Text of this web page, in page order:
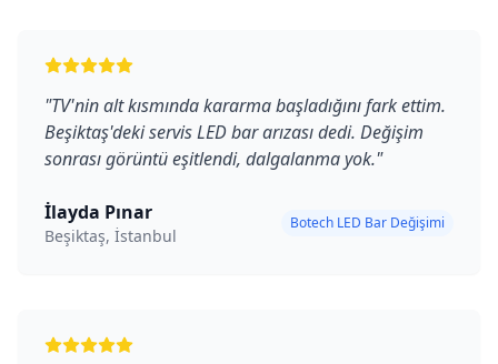
"TV'nin alt kısmında kararma başladığını fark ettim.
Beşiktaş'deki servis LED bar arızası dedi. Değişim
sonrası görüntü eşitlendi, dalgalanma yok."
İlayda Pınar
Beşiktaş, İstanbul
Botech LED Bar Değişimi